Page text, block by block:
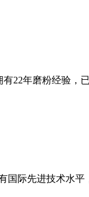
22年磨粉经验
国际先进技术水